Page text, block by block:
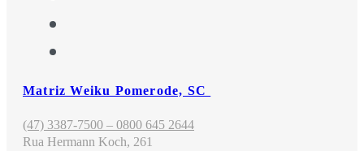
Matriz Weiku Pomerode, SC
(47) 3387-7500 – 0800 645 2644
Rua Hermann Koch, 261